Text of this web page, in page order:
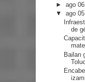
►ago
▼ago
de
Bailan